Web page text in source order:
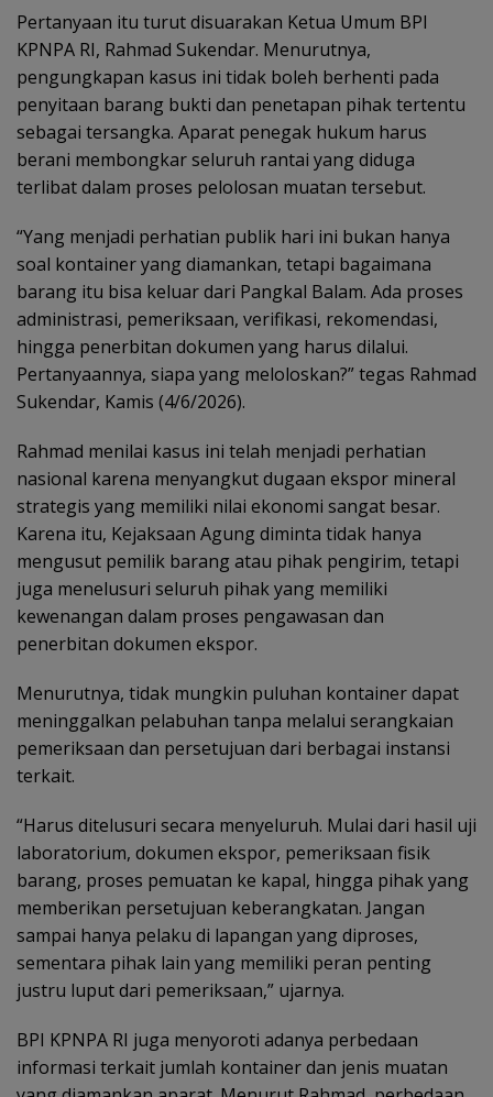
Pertanyaan itu turut disuarakan Ketua Umum BPI
KPNPA RI, Rahmad Sukendar. Menurutnya,
pengungkapan kasus ini tidak boleh berhenti pada
penyitaan barang bukti dan penetapan pihak tertentu
sebagai tersangka. Aparat penegak hukum harus
berani membongkar seluruh rantai yang diduga
terlibat dalam proses pelolosan muatan tersebut.
“Yang menjadi perhatian publik hari ini bukan hanya
soal kontainer yang diamankan, tetapi bagaimana
barang itu bisa keluar dari Pangkal Balam. Ada proses
administrasi, pemeriksaan, verifikasi, rekomendasi,
hingga penerbitan dokumen yang harus dilalui.
Pertanyaannya, siapa yang meloloskan?” tegas Rahmad
Sukendar, Kamis (4/6/2026).
Rahmad menilai kasus ini telah menjadi perhatian
nasional karena menyangkut dugaan ekspor mineral
strategis yang memiliki nilai ekonomi sangat besar.
Karena itu, Kejaksaan Agung diminta tidak hanya
mengusut pemilik barang atau pihak pengirim, tetapi
juga menelusuri seluruh pihak yang memiliki
kewenangan dalam proses pengawasan dan
penerbitan dokumen ekspor.
Menurutnya, tidak mungkin puluhan kontainer dapat
meninggalkan pelabuhan tanpa melalui serangkaian
pemeriksaan dan persetujuan dari berbagai instansi
terkait.
“Harus ditelusuri secara menyeluruh. Mulai dari hasil uji
laboratorium, dokumen ekspor, pemeriksaan fisik
barang, proses pemuatan ke kapal, hingga pihak yang
memberikan persetujuan keberangkatan. Jangan
sampai hanya pelaku di lapangan yang diproses,
sementara pihak lain yang memiliki peran penting
justru luput dari pemeriksaan,” ujarnya.
BPI KPNPA RI juga menyoroti adanya perbedaan
informasi terkait jumlah kontainer dan jenis muatan